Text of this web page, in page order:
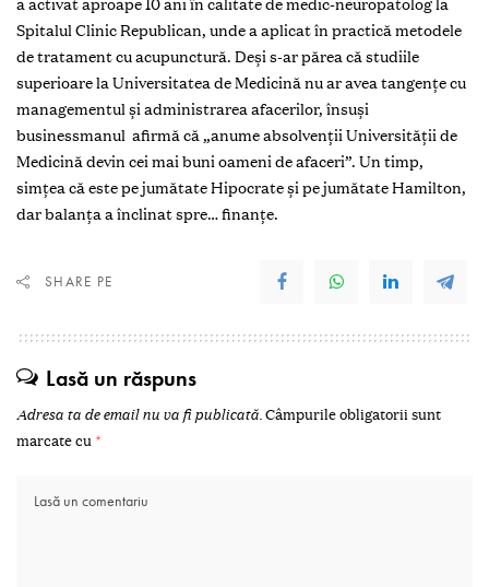
Spitalul Clinic Republican, unde a aplicat în practică metodele
de tratament cu acupunctură. Deşi s-ar părea că studiile
superioare la Universitatea de Medicină nu ar avea tangenţe cu
managementul şi administrarea afacerilor, însuşi
businessmanul afirmă că „anume absolvenţii Universităţii de
Medicină devin cei mai buni oameni de afaceri”. Un timp,
simţea că este pe jumătate Hipocrate şi pe jumătate Hamilton,
dar balanţa a înclinat spre… finanţe.
SHARE PE
Lasă un răspuns
Adresa ta de email nu va fi publicată.Câmpurile obligatorii sunt
marcate cu *